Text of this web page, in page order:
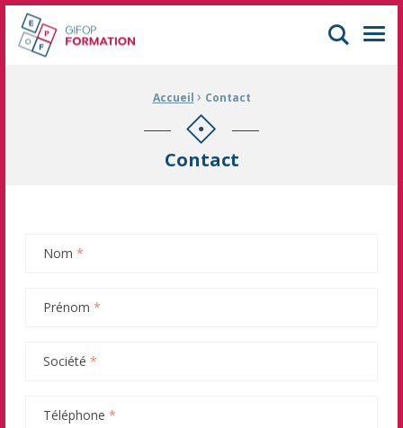
GIFOP Formation Centre de formation continue à Mulhouse
Accueil › Contact
Contact
Nom *
Prénom *
Société *
Téléphone *